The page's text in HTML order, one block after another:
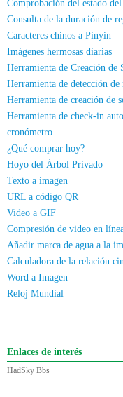
Caracteres chinos a Pinyin
Imágenes hermosas diarias
Herramienta de creación de
cronómetro
¿Qué comprar hoy?
Hoyo del Árbol Privado
Texto a imagen
URL a código QR
Video a GIF
Compresión de video en
Añadir marca de agua a la
Word a Imagen
Reloj Mundial
Enlaces de interés
HadSky Bbs